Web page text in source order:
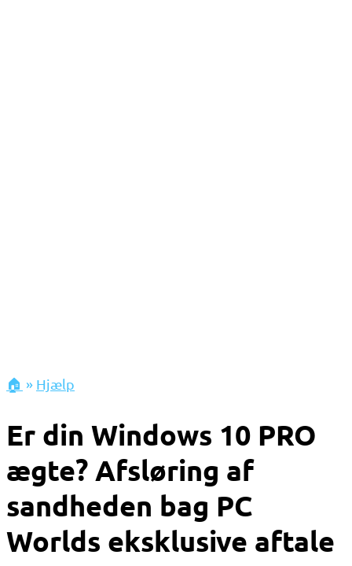
🏠 » Hjælp
Er din Windows 10 PRO
ægte? Afsløring af
sandheden bag PC
Worlds eksklusive aftale